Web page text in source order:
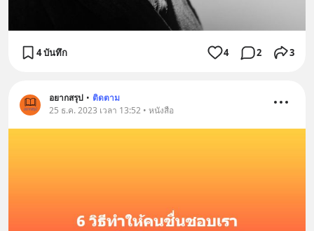
4 บันทึก 4 2 3
อยากสรุป • ติดตาม
25 ธ.ค. 2023 เวลา 13:52 • หนังสือ